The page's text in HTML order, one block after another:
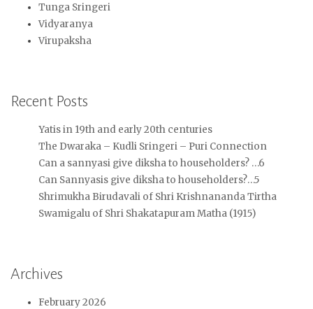
Tunga Sringeri
Vidyaranya
Virupaksha
Recent Posts
Yatis in 19th and early 20th centuries
The Dwaraka – Kudli Sringeri – Puri Connection
Can a sannyasi give diksha to householders? …6
Can Sannyasis give diksha to householders?…5
Shrimukha Birudavali of Shri Krishnananda Tirtha
Swamigalu of Shri Shakatapuram Matha (1915)
Archives
February 2026